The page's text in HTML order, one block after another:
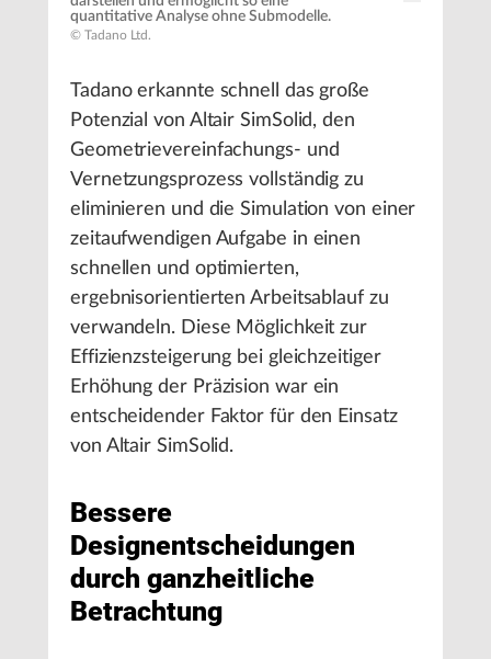
quantitative Analyse ohne Submodelle.
© Tadano Ltd.
Tadano erkannte schnell das große
Potenzial von Altair SimSolid, den
Geometrievereinfachungs- und
Vernetzungsprozess vollständig zu
eliminieren und die Simulation von einer
zeitaufwendigen Aufgabe in einen
schnellen und optimierten,
ergebnisorientierten Arbeitsablauf zu
verwandeln. Diese Möglichkeit zur
Effizienzsteigerung bei gleichzeitiger
Erhöhung der Präzision war ein
entscheidender Faktor für den Einsatz
von Altair SimSolid.
Bessere
Designentscheidungen
durch ganzheitliche
Betrachtung